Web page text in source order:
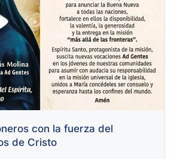
con la fuerza del
de Cristo